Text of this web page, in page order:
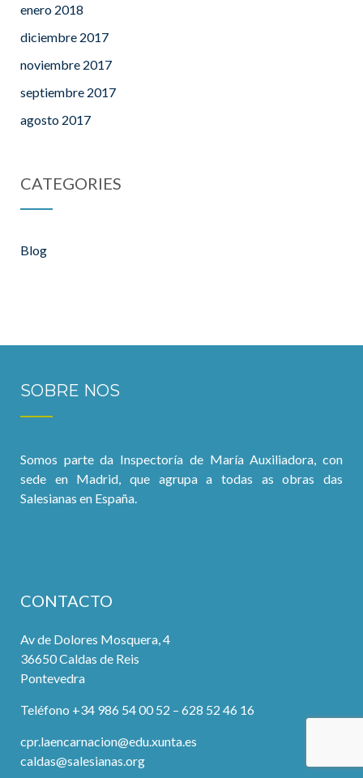
enero 2018
diciembre 2017
noviembre 2017
septiembre 2017
agosto 2017
CATEGORIES
Blog
SOBRE NOS
Somos parte da Inspectoría de María Auxiliadora, con
sede en Madrid, que agrupa a todas as obras das
Salesianas en España.
CONTACTO
Av de Dolores Mosquera, 4
36650 Caldas de Reis
Pontevedra
Teléfono +34 986 54 00 52 – 628 52 46 16
cpr.laencarnacion@edu.xunta.es
caldas@salesianas.org